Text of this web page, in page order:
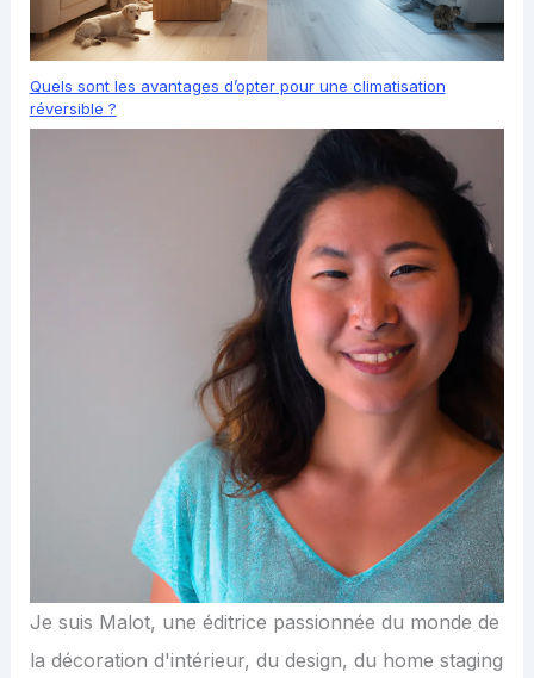
Quels sont les avantages d’opter pour une climatisation
réversible ?
Je suis Malot, une éditrice passionnée du monde de
la décoration d'intérieur, du design, du home staging